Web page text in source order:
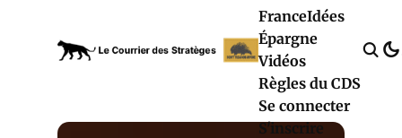
FranceIdées
Épargne
Vidéos
Règles du CDS
Se connecter
S'inscrire